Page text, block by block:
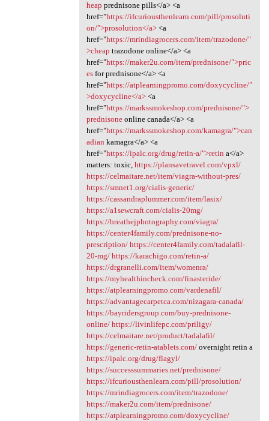
heap prednisone pills</a> <a
href="https://ifcuriousthenlearn.com/pill/prosoluti
on/">prosolution</a><a
href="https://mrindiagrocers.com/item/trazodone/"
>cheap trazodone online</a> <a
href="https://maker2u.com/item/prednisone/">pric
esfor prednisone</a> <a
href="https://atplearningpromo.com/doxycycline/"
>doxycycline</a><a
href="https://markssmokeshop.com/prednisone/">
prednisoneonline canada</a> <a
href="https://markssmokeshop.com/kamagra/">can
adian kamagra</a> <a
href="https://ipalc.org/drug/retin-a/">retin a</a>
matters: toxic, https://plansavetravel.com/vpxl/
https://celmaitare.net/item/viagra-without-pres/
https://smnet1.org/cialis-generic/
https://cassandraplummer.com/item/lasix/
https://a1sewcraft.com/cialis-20mg/
https://breathejphotography.com/viagra/
https://center4family.com/prednisone-no-
prescription/ https://center4family.com/tadalafil-
20-mg/ https://karachigo.com/retin-a/
https://drgranelli.com/item/womenra/
https://myhealthincheck.com/finasteride/
https://atplearningpromo.com/vardenafil/
https://advantagecarpetca.com/nizagara-canada/
https://bayridersgroup.com/buy-prednisone-
online/ https://livinlifepc.com/priligy/
https://celmaitare.net/product/tadalafil/
https://generic-retin-atablets.com/overnight retin a
https://ipalc.org/drug/flagyl/
https://successsummaries.net/prednisone/
https://ifcuriousthenlearn.com/pill/prosolution/
https://mrindiagrocers.com/item/trazodone/
https://maker2u.com/item/prednisone/
https://atplearningpromo.com/doxycycline/